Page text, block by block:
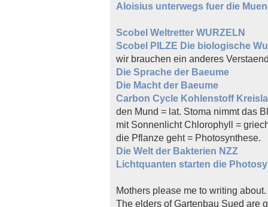
Aloisius unterwegs fuer die
Scobel Weltretter WURZELN
Scobel PILZE Die biologische
wir brauchen ein anderes
Die Sprache der Baeume
Die Macht der Baeume
Carbon Cycle Kohlenstoff
den Mund = lat. Stoma nimmt das
mit Sonnenlicht Chlorophyll =
die Pflanze geht = Photosynthese.
Die Welt der Bakterien NZZ
Lichtquanten starten die
Mothers please me to writing
The elders of Gartenbau Sued are